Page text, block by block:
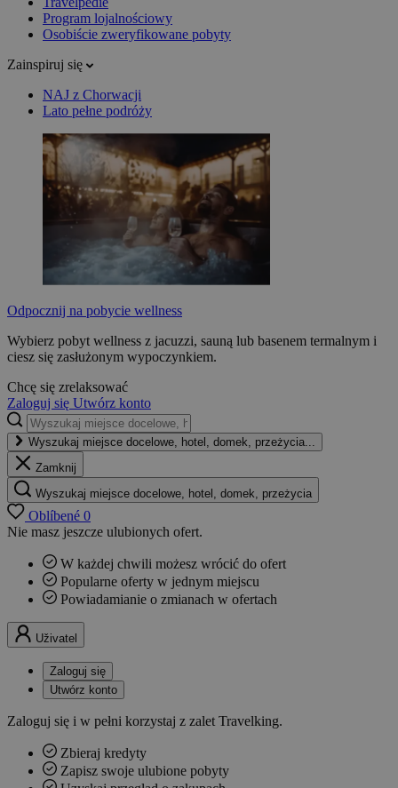
Program lojalnościowy
Osobiście zweryfikowane pobyty
Zainspiruj się
NAJ z Chorwacji
Lato pełne podróży
Odpocznij na pobycie wellness
Wybierz pobyt wellness z jacuzzi, sauną lub basenem termalnym i
ciesz się zasłużonym wypoczynkiem.
Chcę się zrelaksować
Zaloguj się Utwórz konto
Wyszukaj miejsce docelowe, hotel, domek, przeżycia...
Zamknij
Wyszukaj miejsce docelowe, hotel, domek, przeżycia
Oblíbené 0
Nie masz jeszcze ulubionych ofert.
W każdej chwili możesz wrócić do ofert
Popularne oferty w jednym miejscu
Powiadamianie o zmianach w ofertach
Uživatel
Zaloguj się
Utwórz konto
Zaloguj się i w pełni korzystaj z zalet Travelking.
Zbieraj kredyty
Zapisz swoje ulubione pobyty